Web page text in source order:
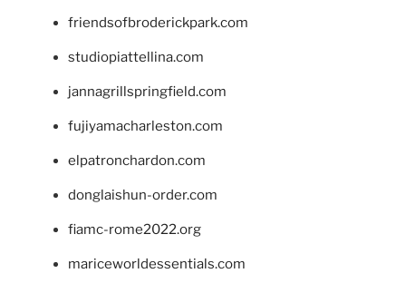
friendsofbroderickpark.com
studiopiattellina.com
jannagrillspringfield.com
fujiyamacharleston.com
elpatronchardon.com
donglaishun-order.com
fiamc-rome2022.org
mariceworldessentials.com